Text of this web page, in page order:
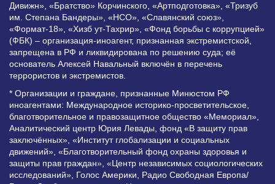
Дивижн», «Братство» Корчинского, «Артподготовка», «Тризуб
им. Степана Бандеры», «НСО», «Славянский союз»,
«Формат-18», «Хизб ут-Тахрир», «Фонд борьбы с коррупцией»
(ФБК) – организация-иноагент, признанная экстремистской,
запрещена в РФ и ликвидирована по решению суда; её
основатель Алексей Навальный включён в перечень
террористов и экстремистов.
* Организации и граждане, признанные Минюстом РФ
иноагентами: Международное историко-просветительское,
благотворительное и правозащитное общество «Мемориал»,
Аналитический центр Юрия Левады, фонд «В защиту прав
заключённых», «Институт глобализации и социальных
движений», «Благотворительный фонд охраны здоровья и
защиты прав граждан», «Центр независимых социологических
исследований», Голос Америки, Радио Свободная Европа/